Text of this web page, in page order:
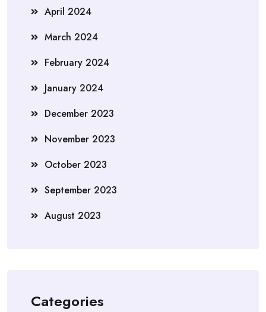
April 2024
March 2024
February 2024
January 2024
December 2023
November 2023
October 2023
September 2023
August 2023
Categories